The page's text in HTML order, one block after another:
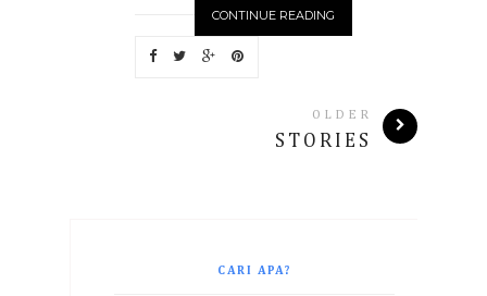
CONTINUE READING
OLDER
STORIES
CARI APA?